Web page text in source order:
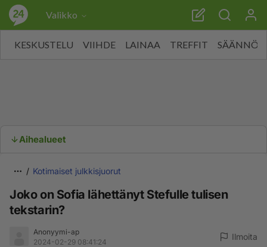
Valikko
KESKUSTELU VIIHDE LAINAA TREFFIT SÄÄNNÖT
Aihealueet
Kotimaiset julkkisjuorut
Joko on Sofia lähettänyt Stefulle tulisen
tekstarin?
Anonyymi-ap
2024-02-29 08:41:24
Ilmoita